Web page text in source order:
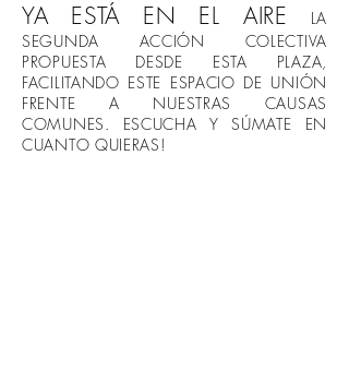
YA ESTÁ EN EL AIRE
LA
SEGUNDA ACCIÓN COLECTIVA
PROPUESTA DESDE ESTA PLAZA,
FACILITANDO ESTE ESPACIO DE UNIÓN
FRENTE A NUESTRAS CAUSAS
COMUNES. ESCUCHA Y SÚMATE EN
CUANTO QUIERAS!